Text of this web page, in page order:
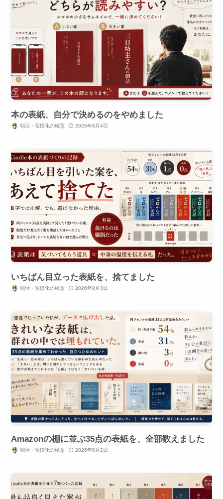
本の表紙、自分で決めるのをやめました
朝活・習慣化の極意 2026年8月4日
いちばん目立った表紙を、捨てました
朝活・習慣化の極意 2026年8月3日
Amazonの棚に並ぶ35点の表紙を、全部数えました
朝活・習慣化の極意 2026年8月2日